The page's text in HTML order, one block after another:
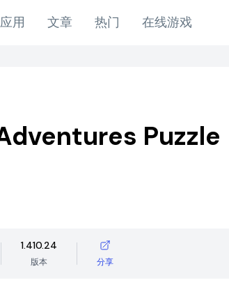
应用 文章 热门 在线游戏
Puzzle
1.410.24
版本 分享